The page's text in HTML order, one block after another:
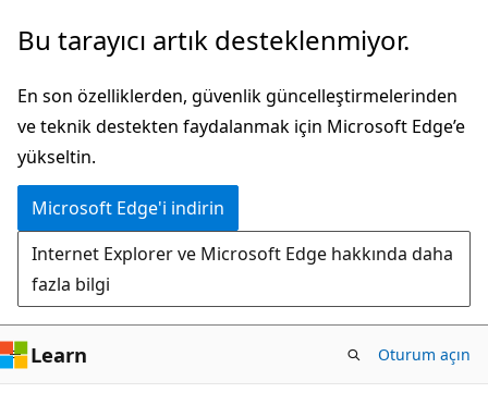
Ana
atla
Bu tarayıcı artık desteklenmiyor.
En son özelliklerden, güvenlik güncelleştirmelerinden
ve teknik destekten faydalanmak için Microsoft Edge’e
yükseltin.
Microsoft Edge'i indirin
Internet Explorer ve Microsoft Edge hakkında daha
fazla bilgi
Learn Oturum açın